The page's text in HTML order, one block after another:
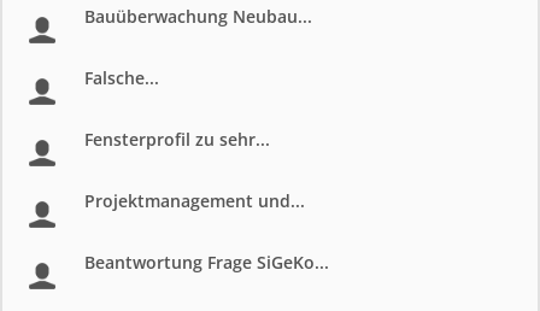
Bauüberwachung Neubau...
Falsche...
Fensterprofil zu sehr...
Projektmanagement und...
Beantwortung Frage SiGeKo...